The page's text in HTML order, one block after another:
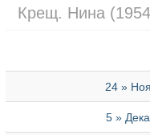
Крещ. Нина
24 »
5 »